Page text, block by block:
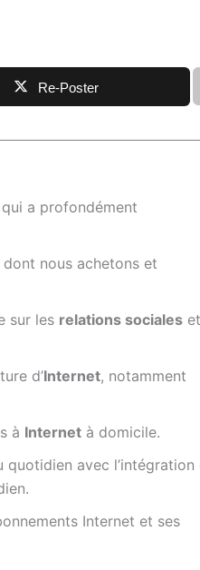
Re-Poster
a profondément
nous achetons et
sur les relations sociales
d’Internet, notamment
à Internet à domicile.
quotidien avec l’intégration
Internet et ses